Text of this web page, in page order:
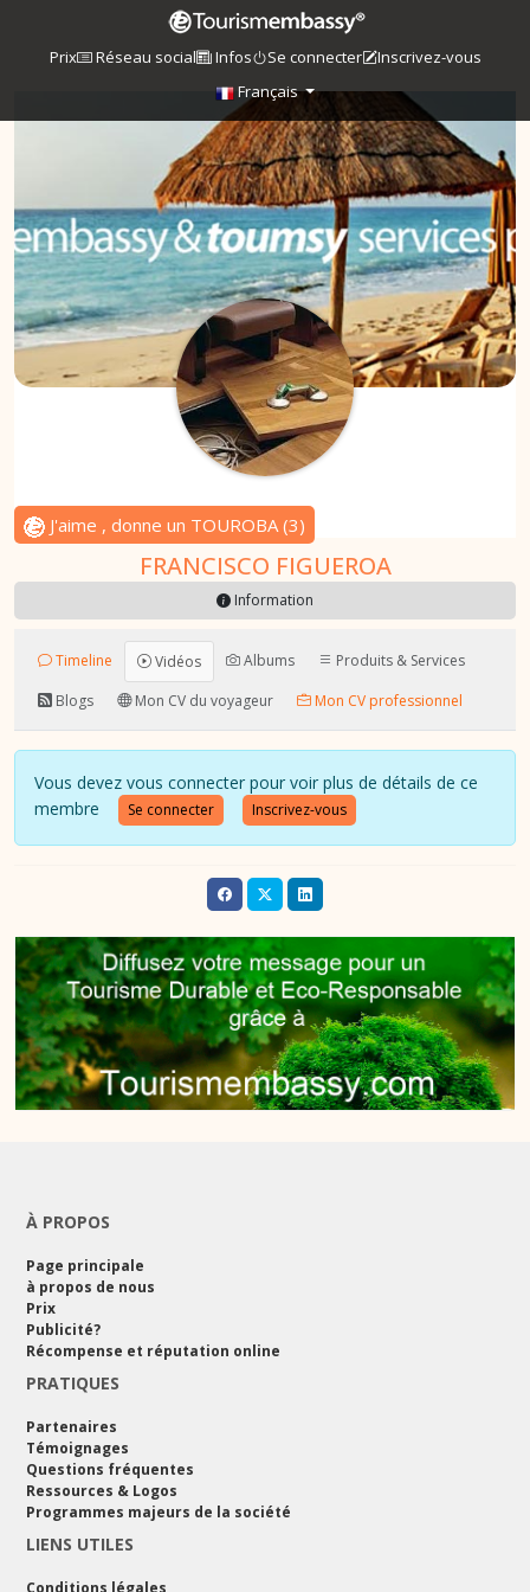
Prix Réseau social Infos Se connecter
Inscrivez-vous
Français
J'aime , donne un TOUROBA(3)
FRANCISCO FIGUEROA
Information
Timeline Vidéos Albums
Produits & Services
Blogs
Mon CV du voyageur Mon CV professionnel
Vous devez vous connecter pour voir plus de détails de ce
membre
Se connecter Inscrivez-vous
À PROPOS
Page principale
à propos de nous
Prix
Publicité?
Récompense et réputation online
PRATIQUES
Partenaires
Témoignages
Questions fréquentes
Ressources & Logos
Programmes majeurs de la société
LIENS UTILES
Conditions légales